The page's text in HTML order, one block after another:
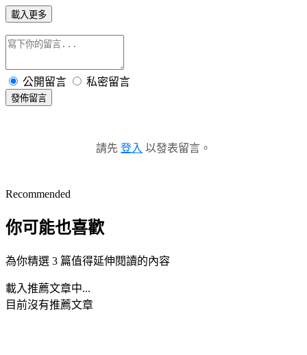
載入更多
公開留言 私密留言
發佈留言
請先 登入 以發表留言。
Recommended
你可能也喜歡
為你精選 3 篇值得延伸閱讀的內容
載入推薦文章中...
目前沒有推薦文章